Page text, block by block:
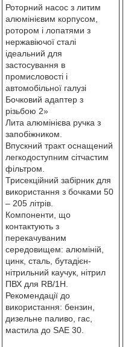
Роторний насос з литим
алюмінієвим корпусом,
ротором і лопатями з
нержавіючої сталі
ідеальний для
застосування в
промисловості і
автомобільної галузі
Бочковий адаптер з
різьбою 2»
Лита алюмінієва ручка з
запобіжником.
Впускний тракт оснащений
легкодоступним сітчастим
фільтром.
Трисекційний забірник для
використання з бочками 50
– 205 літрів.
Компоненти, що
контактують з
перекачуваним
середовищем: алюміній,
цинк, сталь, бутадієн-
нітрильний каучук, нітрил
ПВХ для RB/1H.
Рекомендації до
використання: бензин,
дизельне паливо, гас,
мастила до SAE 30.